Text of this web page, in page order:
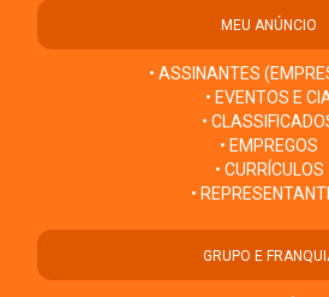
MEU ANÚNCIO
• ASSINANTES
• EVENTOS E
•
• EMPREGOS
• CURRÍCULOS
•
GRUPO E